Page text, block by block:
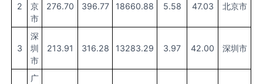
2
京
市
276.70 396.77 18660.88 5.58 47.03 北京市
3
深
圳
市
213.91 316.28 13283.29 3.97 42.00 深圳市
广